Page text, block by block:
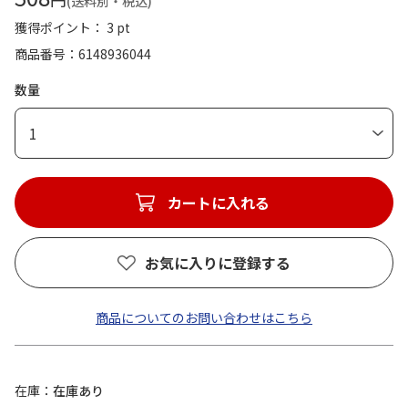
獲得ポイント： 3 pt
商品番号
6148936044
数量
1
カートに入れる
お気に入りに登録する
商品についてのお問い合わせはこちら
在庫
在庫あり